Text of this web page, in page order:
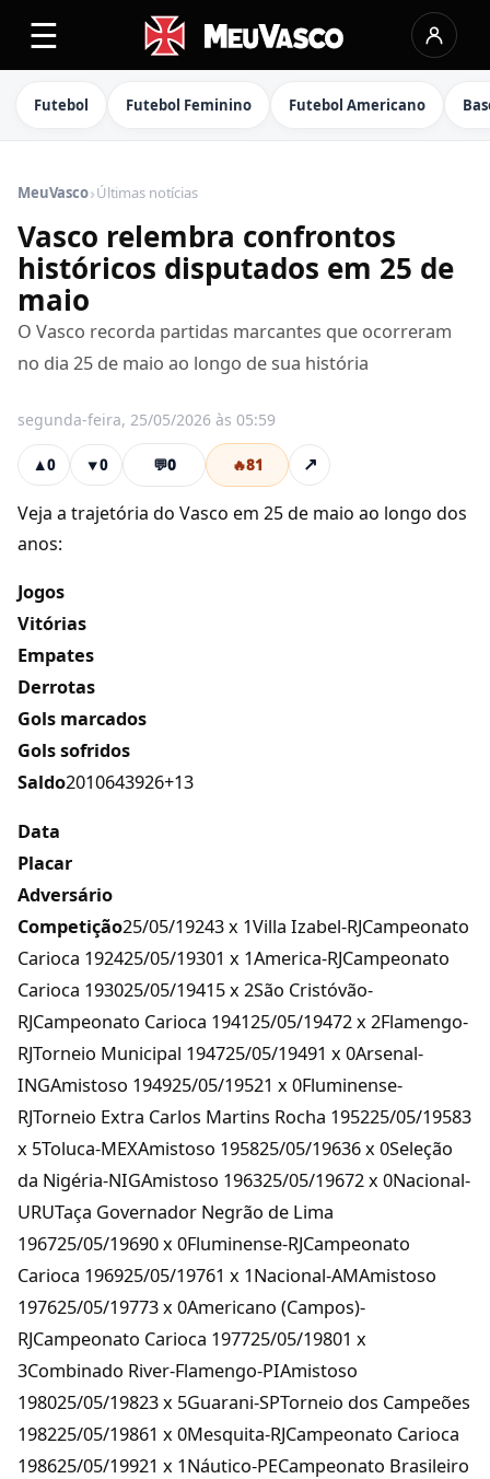
☰
Futebol Futebol Feminino Futebol Americano
MeuVasco›Últimas notícias
Vasco relembra confrontos
históricos disputados em 25 de
maio
O Vasco recorda partidas marcantes que ocorreram
no dia 25 de maio ao longo de sua história
segunda-feira, 25/05/2026 às 05:59
▲0 ▼0 💬0 🔥81 ↗
Veja a trajetória do Vasco em 25 de maio ao longo dos
anos:
Jogos
Vitórias
Empates
Derrotas
Gols marcados
Gols sofridos
Saldo2010643926+13
Data
Placar
Adversário
Competição25/05/19243 x 1Villa Izabel-RJCampeonato
Carioca 192425/05/19301 x 1America-RJCampeonato
Carioca 193025/05/19415 x 2São Cristóvão-
RJCampeonato Carioca 194125/05/19472 x 2Flamengo-
RJTorneio Municipal 194725/05/19491 x 0Arsenal-
INGAmistoso 194925/05/19521 x 0Fluminense-
RJTorneio Extra Carlos Martins Rocha 195225/05/19583
x 5Toluca-MEXAmistoso 195825/05/19636 x 0Seleção
da Nigéria-NIGAmistoso 196325/05/19672 x 0Nacional-
URUTaça Governador Negrão de Lima
196725/05/19690 x 0Fluminense-RJCampeonato
Carioca 196925/05/19761 x 1Nacional-AMAmistoso
197625/05/19773 x 0Americano (Campos)-
RJCampeonato Carioca 197725/05/19801 x
3Combinado River-Flamengo-PIAmistoso
198025/05/19823 x 5Guarani-SPTorneio dos Campeões
198225/05/19861 x 0Mesquita-RJCampeonato Carioca
198625/05/19921 x 1Náutico-PECampeonato Brasileiro